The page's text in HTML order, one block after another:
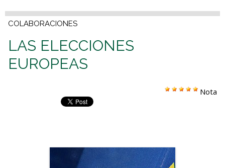
COLABORACIONES
LAS ELECCIONES
EUROPEAS
Nota